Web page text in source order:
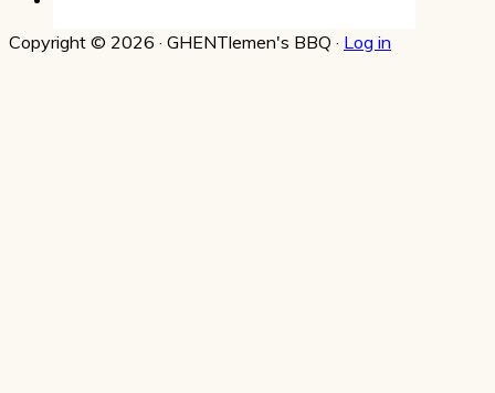
Copyright © 2026 · GHENTlemen's BBQ · Log in